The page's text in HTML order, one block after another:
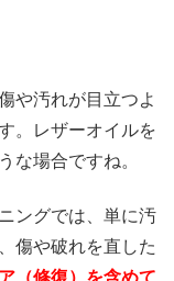
や汚れが目立つよ
。レザーオイルを
な場合ですね。
ングでは、単に汚
傷や破れを直した